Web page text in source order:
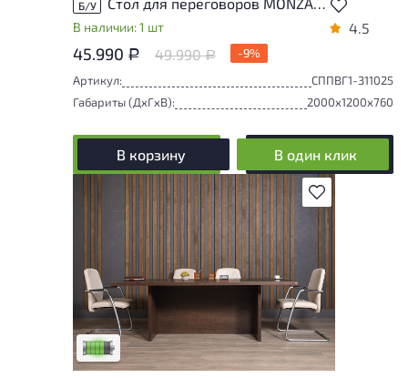
Б/У
В наличии: 1 шт 4.5
45.990 Р 49.990Р
-9%
Артикул:
СППВГ1-311025
Габариты (ДxГxВ):
2000x1200x760
В корзину В один клик
В избранное
У товара присутствуют незначительные
следы эксплуатации, не влияющие на
удобство его использования
Низкая степень износа